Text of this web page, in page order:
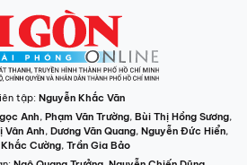
tập: Nguyễn Khắc Văn
Anh, Phạm Văn Trường, Bùi Thị Hồng Sương,
Vân Anh, Dương Văn Quang, Nguyễn Đức Hiển,
Cường, Trần Gia Bảo